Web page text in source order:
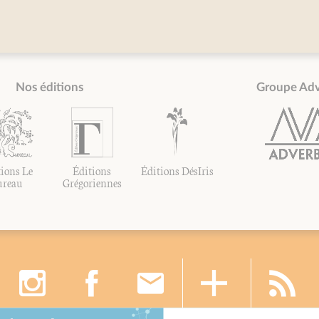
Nos éditions
Le Éditions
Grégoriennes
Éditions DésIris
Groupe